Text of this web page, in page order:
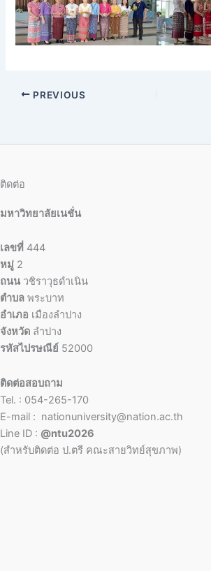
PREVIOUS
ติดต่อ
มหาวิทยาลัยเนชั่น
เลขที่ 444
หมู่ 2
ถนน วชิราวุธดำเนิน
ตำบล พระบาท
อำเภอ เมืองลำปาง
จังหวัด ลำปาง
รหัสไปรษณีย์ 52000
ติดต่อสอบถาม
Tel. : 054-265-170
E-mail : nationuniversity@nation.ac.th
Line ID : @ntu2026
(สำหรับติดต่อ ป.ตรี คณะสายวิทย์สุขภาพ)